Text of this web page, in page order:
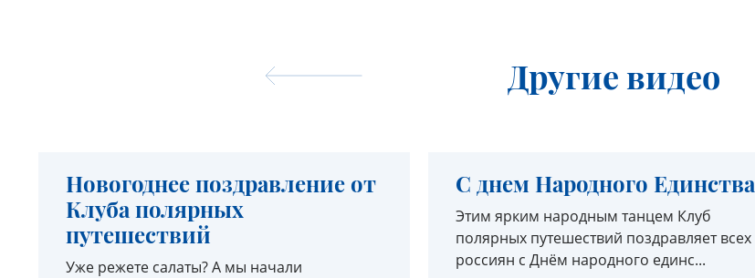
Другие видео
Новогоднее поздравление от
Клуба полярных
путешествий
Уже режете салаты? А мы начали
С днем Народного Единства
Этим ярким народным танцем Клуб
полярных путешествий поздравляет всех
россиян с Днём народного единс...